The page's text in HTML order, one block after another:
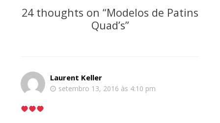
24 thoughts on “Modelos de Patins
Quad’s”
Laurent Keller
setembro 13, 2016 às 4:10 pm